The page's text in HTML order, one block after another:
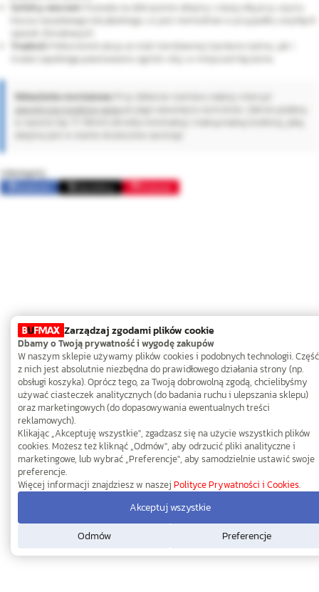
Solidny sworzeń:
Pozwala na dokręcenie obejmy z dużą siłą przy użyciu
klucza nasadowego lub płaskiego, co jest niemożliwe w przypadku zwykłych
Trwałość:
Pełna konstrukcja ze stali nierdzewnej (zarówno taśma, jak i
śruba) zapobiega powstawaniu ognisk rdzy w miejscach łączenia.
Wskazówka montażowa: Przy doborze rozmiaru należy mierzyć
zewnętrzną średnicę węża po jego nasunięciu na króciec. Zakres podany
Udostępnij:
Opublikuj Pinterest
Zarządzaj zgodami plików cookie
Dbamy o Twoją prywatność i wygodę zakupów
W naszym sklepie używamy plików cookies i podobnych technologii. Część
z nich jest absolutnie niezbędna do prawidłowego działania strony (np.
obsługi koszyka). Oprócz tego, za Twoją dobrowolną zgodą, chcielibyśmy
używać ciasteczek analitycznych (do badania ruchu i ulepszania sklepu)
oraz marketingowych (do dopasowywania ewentualnych treści
reklamowych).
Klikając „Akceptuję wszystkie", zgadzasz się na użycie wszystkich plików
cookies. Możesz też kliknąć „Odmów", aby odrzucić pliki analityczne i
marketingowe, lub wybrać „Preferencje", aby samodzielnie ustawić swoje
preferencje.
Więcej informacji znajdziesz w naszej Polityce Prywatności i Cookies.
Odmów Preferencje
Akceptuj wszystkie